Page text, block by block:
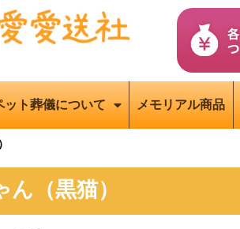
ット葬儀について メモリアル商品
（黒猫）